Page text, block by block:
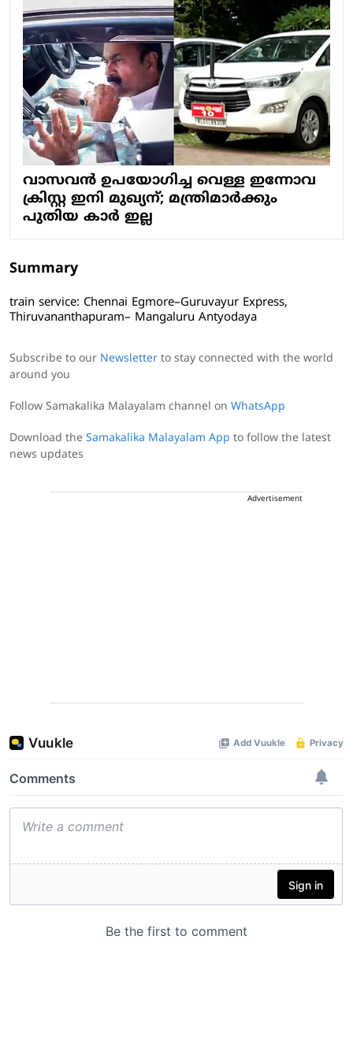
വാസവൻ ഉപയോ​ഗിച്ച വെള്ള ഇന്നോവ
ക്രിസ്റ്റ ഇനി മുഖ്യന്; മന്ത്രിമാർക്കും
പുതിയ കാർ ഇല്ല
Summary
train service: Chennai Egmore–Guruvayur Express,
Thiruvananthapuram– Mangaluru Antyodaya
Subscribe to our Newsletter to stay connected with the world
around you
Follow Samakalika Malayalam channel on WhatsApp
Download the Samakalika Malayalam App to follow the latest
news updates
Advertisement